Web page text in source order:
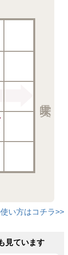
い方はコチラ>>
見ています